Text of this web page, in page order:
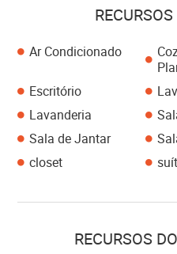
Ar Condicionado
Escritório
Lavanderia
Sala de Jantar
closet
RECURSOS